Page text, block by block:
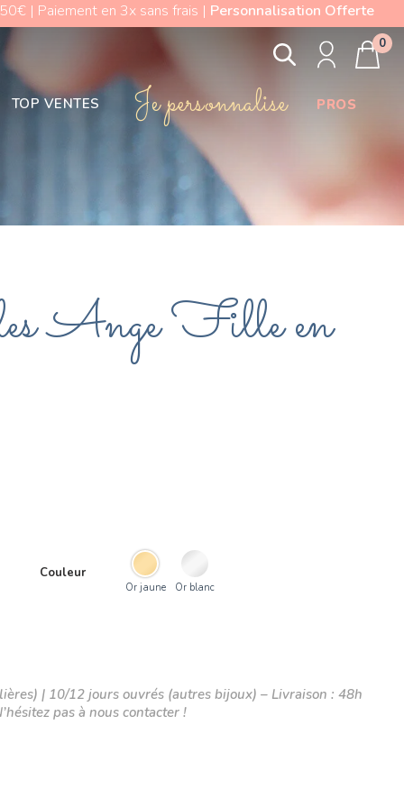
| Paiement en 3x sans frais | Personnalisation Offerte
TOP VENTES Je personnalise PROS
0
Ange Fille en
Couleur
Or jaune Or blanc
| 10/12 jours ouvrés (autres bijoux) – Livraison : 48h
pas à nous contacter !